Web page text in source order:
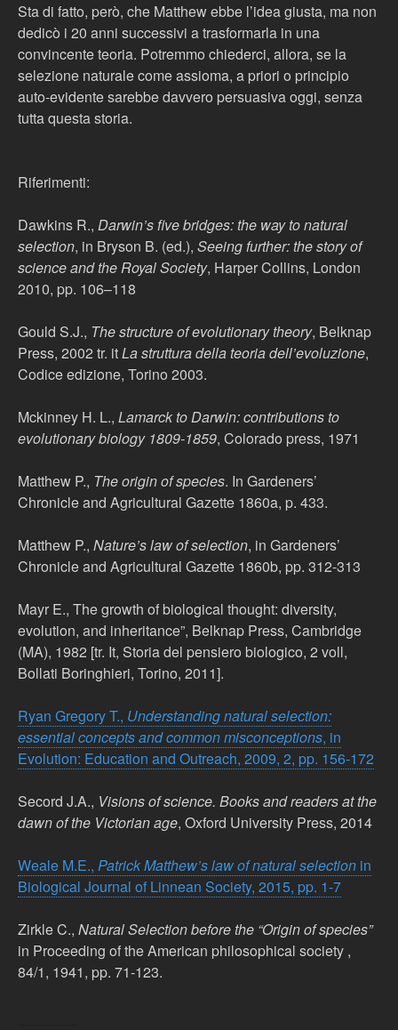
Sta di fatto, però, che Matthew ebbe l’idea giusta, ma non
dedicò i 20 anni successivi a trasformarla in una
convincente teoria. Potremmo chiederci, allora, se la
selezione naturale come assioma, a priori o principio
auto-evidente sarebbe davvero persuasiva oggi, senza
tutta questa storia.
Riferimenti:
Dawkins R., Darwin’s five bridges: the way to natural
selection, in Bryson B. (ed.), Seeing further: the story of
science and the Royal Society, Harper Collins, London
2010, pp. 106–118
Gould S.J., The structure of evolutionary theory, Belknap
Press, 2002 tr. itLa struttura della teoria dell’evoluzione,
Codice edizione, Torino 2003.
Mckinney H. L., Lamarck to Darwin: contributions to
evolutionary biology 1809-1859, Colorado press, 1971
Matthew P., The origin of species. In Gardeners’
Chronicle and Agricultural Gazette 1860a, p. 433.
Matthew P., Nature’s law of selection, in Gardeners’
Chronicle and Agricultural Gazette 1860b, pp. 312-313
Mayr E., The growth of biological thought: diversity,
evolution, and inheritance”, Belknap Press, Cambridge
(MA), 1982 [tr. It, Storia del pensiero biologico, 2 voll,
Bollati Boringhieri, Torino, 2011].
Ryan Gregory T., Understanding natural selection:
essential concepts and common misconceptions, in
Evolution: Education and Outreach, 2009, 2, pp. 156-172
Secord J.A., Visions of science. Books and readers at the
dawn of the Victorian age, Oxford University Press, 2014
Weale M.E., Patrick Matthew’s law of natural selection in
Biological Journal of Linnean Society, 2015, pp. 1-7
Zirkle C., Natural Selection before the “Origin of species”
in Proceeding of the American philosophical society ,
84/1, 1941, pp. 71-123.